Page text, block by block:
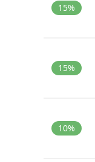
15%
15%
10%